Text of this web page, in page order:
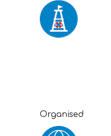
Organised